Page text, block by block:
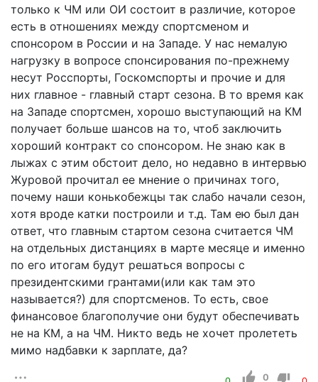
только к ЧМ или ОИ состоит в различие, которое
есть в отношениях между спортсменом и
спонсором в России и на Западе. У нас немалую
нагрузку в вопросе спонсирования по-прежнему
несут Росспорты, Госкомспорты и прочие и для
них главное - главный старт сезона. В то время как
на Западе спортсмен, хорошо выступающий на КМ
получает больше шансов на то, чтоб заключить
хороший контракт со спонсором. Не знаю как в
лыжах с этим обстоит дело, но недавно в интервью
Журовой прочитал ее мнение о причинах того,
почему наши конькобежцы так слабо начали сезон,
хотя вроде катки построили и т.д. Там ею был дан
ответ, что главным стартом сезона считается ЧМ
на отдельных дистанциях в марте месяце и именно
по его итогам будут решаться вопросы с
президентскими грантами(или как там это
называется?) для спортсменов. То есть, свое
финансовое благополучие они будут обеспечивать
не на КМ, а на ЧМ. Никто ведь не хочет пролететь
мимо надбавки к зарплате, да?
0